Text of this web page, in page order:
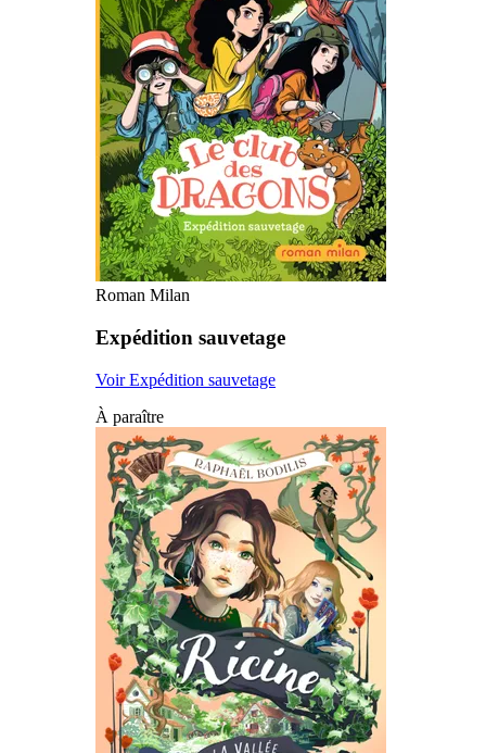
Roman Milan
Expédition sauvetage
Voir Expédition sauvetage
À paraître